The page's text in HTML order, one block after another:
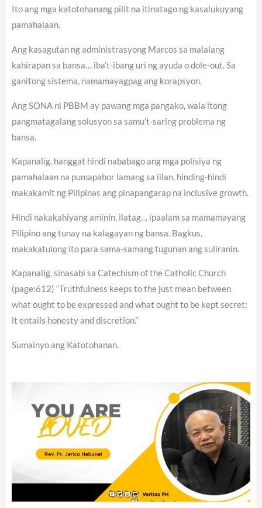
Ito ang mga katotohanang pilit na itinatago ng kasalukuyang
pamahalaan.
Ang kasagutan ng administrasyong Marcos sa malalang
kahirapan sa bansa… iba’t-ibang uri ng ayuda o dole-out. Sa
ganitong sistema, namamayagpag ang korapsyon.
Ang SONA ni PBBM ay pawang mga pangako, wala itong
pangmatagalang solusyon sa samu’t-saring problema ng
bansa.
Kapanalig, hanggat hindi nababago ang mga polisiya ng
pamahalaan na pumapabor lamang sa iilan, hinding-hindi
makakamit ng Pilipinas ang pinapangarap na inclusive growth.
Hindi nakakahiyang aminin, ilatag… ipaalam sa mamamayang
Pilipino ang tunay na kalagayan ng bansa. Bagkus,
makakatulong ito para sama-samang tugunan ang suliranin.
Kapanalig, sinasabi sa Catechism of the Catholic Church
(page:612) “Truthfulness keeps to the just mean between
what ought to be expressed and what ought to be kept secret:
it entails honesty and discretion.”
Sumainyo ang Katotohanan.